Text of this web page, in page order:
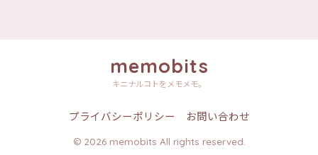
memobits
キニナルコトをメモメモ。
プライバシーポリシー お問い合わせ
© 2026 memobits All rights reserved.